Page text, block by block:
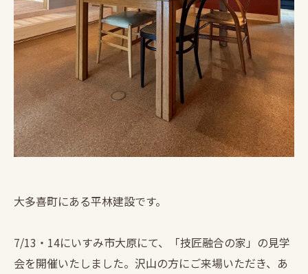
大多喜町にある平林建設です。
7/13・14にいすみ市大原にて、「技匠融合の家」の見学
会を開催いたしました。沢山の方にご来場いただき、あ